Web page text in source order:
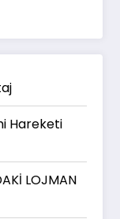
Hareketi
LOJMAN